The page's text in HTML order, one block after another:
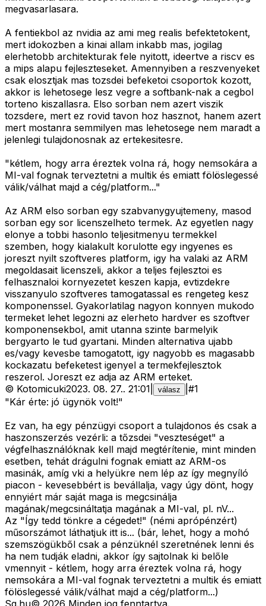
megvasarlasara.
A fentiekbol az nvidia az ami meg realis befektetokent,
mert idokozben a kinai allam inkabb mas, jogilag
elerhetobb architekturak fele nyitott, ideertve a riscv es
a mips alapu fejleszteseket. Amennyiben a reszvenyeket
csak elosztjak mas tozsdei befeketoi csoportok kozott,
akkor is lehetosege lesz vegre a softbank-nak a cegbol
torteno kiszallasra. Elso sorban nem azert viszik
tozsdere, mert ez rovid tavon hoz hasznot, hanem azert
mert mostanra semmilyen mas lehetosege nem maradt a
jelenlegi tulajdonosnak az ertekesitesre.
"kétlem, hogy arra éreztek volna rá, hogy nemsokára a
MI-val fognak terveztetni a multik és emiatt fölöslegessé
válik/válhat majd a cég/platform..."
Az ARM elso sorban egy szabvanygyujtemeny, masod
sorban egy sor licenszelheto termek. Az egyetlen nagy
elonye a tobbi hasonlo teljesitmenyu termekkel
szemben, hogy kialakult korulotte egy ingyenes es
joreszt nyilt szoftveres platform, igy ha valaki az ARM
megoldasait licenszeli, akkor a teljes fejlesztoi es
felhasznaloi kornyezetet keszen kapja, evtizdekre
visszanyulo szoftveres tamogatassal es rengeteg kesz
komponenssel. Gyakorlatilag nagyon konnyen mukodo
termeket lehet legozni az elerheto hardver es szoftver
komponensekbol, amit utanna szinte barmelyik
bergyarto le tud gyartani. Minden alternativa ujabb
es/vagy kevesbe tamogatott, igy nagyobb es magasabb
kockazatu befeketest igenyel a termekfejlesztok
reszerol. Joreszt ez adja az ARM erteket.
© Kotomicuki2023. 08. 27.. 21:01 válasz #1
"Kár érte: jó ügynök volt!"
Ez van, ha egy pénzügyi csoport a tulajdonos és csak a
haszonszerzés vezérli: a tőzsdei "veszteséget" a
végfelhasználóknak kell majd megtérítenie, mint minden
esetben, tehát drágulni fognak emiatt az ARM-os
masinák, amíg vki a helyükre nem lép az így megnyíló
piacon - kevesebbért is bevállalja, vagy úgy dönt, hogy
ennyiért már saját maga is megcsinálja
magának/megcsináltatja magának a MI-val, pl. nV...
Az "Így tedd tönkre a cégedet!" (némi aprópénzért)
műsorszámot láthatjuk itt is... (bár, lehet, hogy a mohó
szemszögükből csak a pénzüknél szeretnének lenni és
ha nem tudják eladni, akkor így sajtolnak ki belőle
vmennyit - kétlem, hogy arra éreztek volna rá, hogy
nemsokára a MI-val fognak terveztetni a multik és emiatt
fölöslegessé válik/válhat majd a cég/platform...)